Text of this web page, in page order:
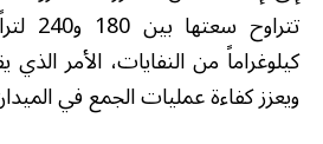
كيلوغراماً من النفايات، الأمر
ويعزز كفاءة عمليات الجمع في